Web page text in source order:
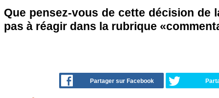
Que pensez-vous de cette décision de
pas à réagir dans la rubrique
Partager sur Facebook